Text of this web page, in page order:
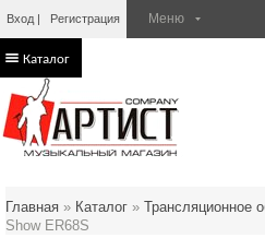
Вход Регистрация
Каталог
Главная » Каталог » Трансляционное
Show ER68S